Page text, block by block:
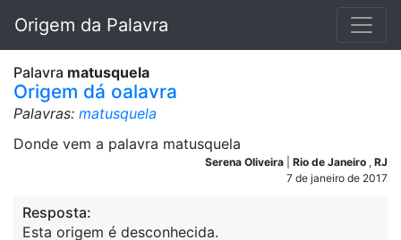
Origem da Palavra
Palavra matusquela
Origem dá oalavra
Palavras: matusquela
Donde vem a palavra matusquela
Serena Oliveira Rio de Janeiro , RJ
7 de janeiro de 2017
Resposta:
Esta origem é desconhecida.